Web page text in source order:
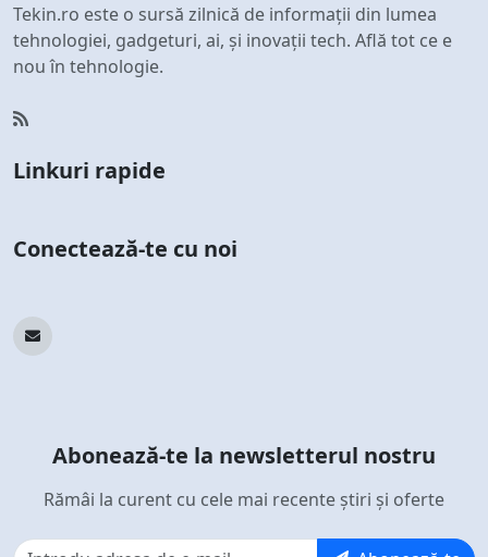
Tekin.ro este o sursă zilnică de informații din lumea
tehnologiei, gadgeturi, ai, și inovații tech. Află tot ce e
nou în tehnologie.
Linkuri rapide
Conectează-te cu noi
Abonează-te la newsletterul nostru
Rămâi la curent cu cele mai recente știri și oferte